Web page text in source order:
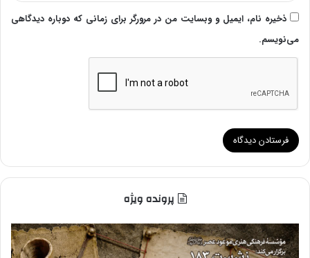
ذخیره نام، ایمیل و وبسایت من در مرورگر برای زمانی که دوباره دیدگاهی
می‌نویسم.
پرونده ویژه